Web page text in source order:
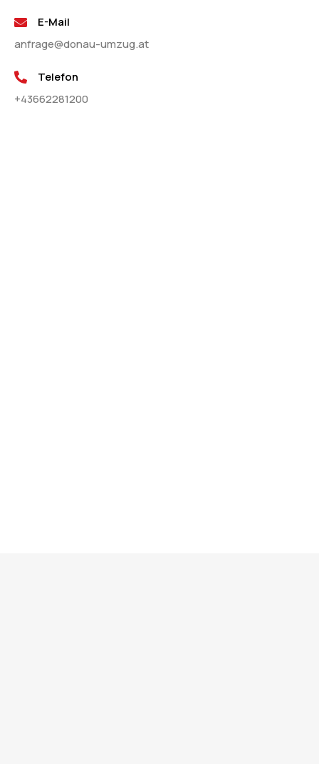
E-Mail
anfrage@donau-umzug.at
Telefon
+43662281200